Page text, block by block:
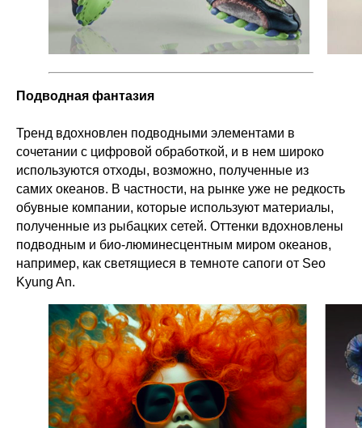
Подводная фантазия
Тренд вдохновлен подводными элементами в
сочетании с цифровой обработкой, и в нем широко
используются отходы, возможно, полученные из
самих океанов. В частности, на рынке уже не редкость
обувные компании, которые используют материалы,
полученные из рыбацких сетей. Оттенки вдохновлены
подводным и био-люминесцентным миром океанов,
например, как светящиеся в темноте сапоги от Seo
Kyung An.